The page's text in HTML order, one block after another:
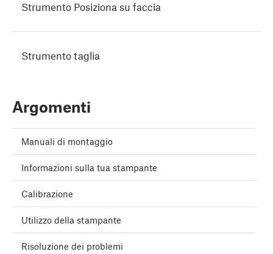
Strumento Posiziona su faccia
Strumento taglia
Argomenti
Manuali di montaggio
Informazioni sulla tua stampante
Calibrazione
Utilizzo della stampante
Risoluzione dei problemi